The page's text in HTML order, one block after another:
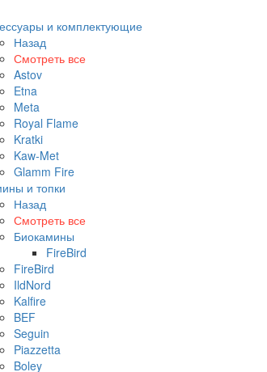
и комплектующие
Назад
Смотреть все
Astov
Etna
Meta
Royal Flame
Kratki
Kaw-Met
Glamm Fire
и топки
Назад
Смотреть все
Биокамины
FireBird
FireBird
IldNord
Kalfire
BEF
Seguin
Piazzetta
Boley